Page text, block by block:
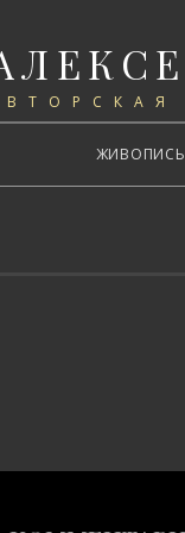
ЖИВОПИСЬ